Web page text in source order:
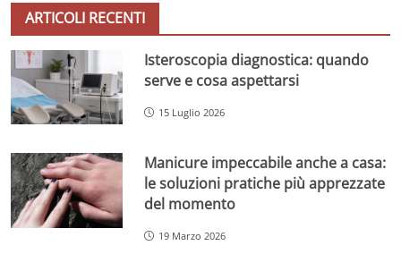
ARTICOLI RECENTI
Isteroscopia diagnostica: quando
serve e cosa aspettarsi
15 Luglio 2026
Manicure impeccabile anche a casa:
le soluzioni pratiche più apprezzate
del momento
19 Marzo 2026